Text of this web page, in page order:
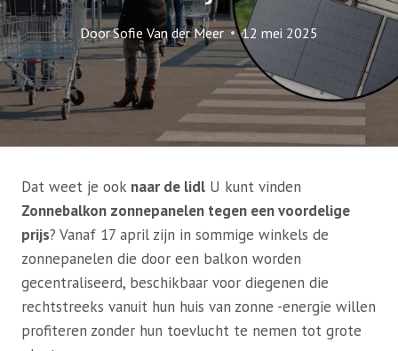
DoorSofie Van der Meer 12 mei 2025
Dat weet je ook naar de lidl U kunt vinden
Zonnebalkon zonnepanelen tegen een voordelige
prijs? Vanaf 17 april zijn in sommige winkels de
zonnepanelen die door een balkon worden
gecentraliseerd, beschikbaar voor diegenen die
rechtstreeks vanuit hun huis van zonne -energie willen
profiteren zonder hun toevlucht te nemen tot grote